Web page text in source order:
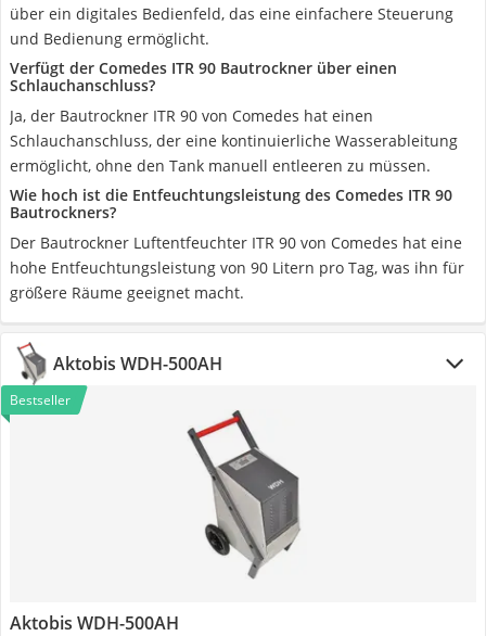
über ein digitales Bedienfeld, das eine einfachere Steuerung
und Bedienung ermöglicht.
Verfügt der Comedes ITR 90 Bautrockner über einen
Schlauchanschluss?
Ja, der Bautrockner ITR 90 von Comedes hat einen
Schlauchanschluss, der eine kontinuierliche Wasserableitung
ermöglicht, ohne den Tank manuell entleeren zu müssen.
Wie hoch ist die Entfeuchtungsleistung des Comedes ITR 90
Bautrockners?
Der Bautrockner Luftentfeuchter ITR 90 von Comedes hat eine
hohe Entfeuchtungsleistung von 90 Litern pro Tag, was ihn für
größere Räume geeignet macht.
Aktobis WDH-500AH
Bestseller
Aktobis WDH-500AH